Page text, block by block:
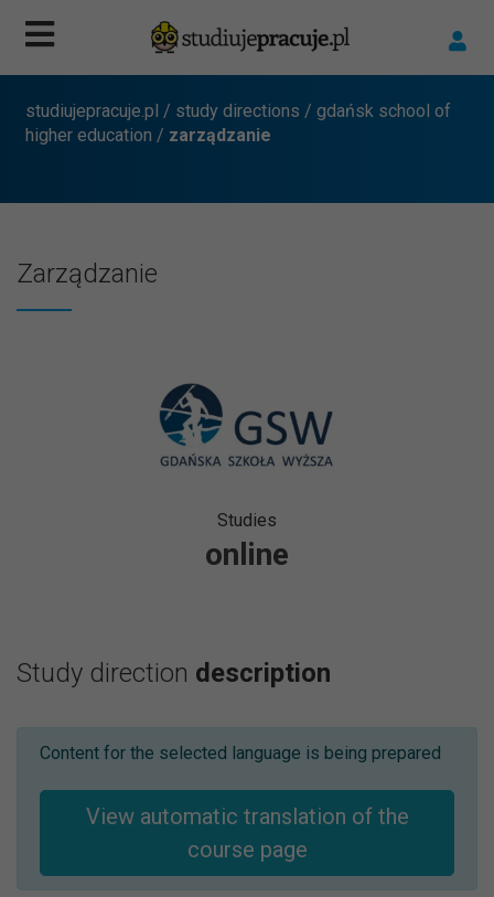
studiujepracuje.pl / study directions / gdańsk school of
higher education / zarządzanie
Zarządzanie
Studies
online
Study direction description
Content for the selected language is being prepared
View automatic translation of the
course page